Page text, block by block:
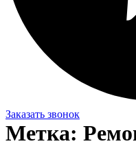
Заказать звонок
Метка: